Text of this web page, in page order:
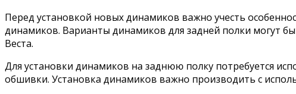
Перед установкой новых динамиков важно учесть
динамиков. Варианты динамиков для задней полки могут
Веста.
Для установки динамиков на заднюю полку потребуется
обшивки. Установка динамиков важно производить с